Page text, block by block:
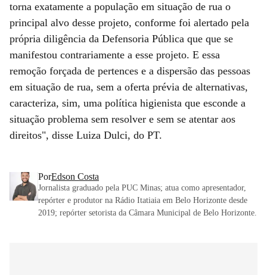
torna exatamente a população em situação de rua o
principal alvo desse projeto, conforme foi alertado pela
própria diligência da Defensoria Pública que que se
manifestou contrariamente a esse projeto. E essa
remoção forçada de pertences e a dispersão das pessoas
em situação de rua, sem a oferta prévia de alternativas,
caracteriza, sim, uma política higienista que esconde a
situação problema sem resolver e sem se atentar aos
direitos", disse Luiza Dulci, do PT.
PorEdson Costa
Jornalista graduado pela PUC Minas; atua como apresentador,
repórter e produtor na Rádio Itatiaia em Belo Horizonte desde
2019; repórter setorista da Câmara Municipal de Belo Horizonte.